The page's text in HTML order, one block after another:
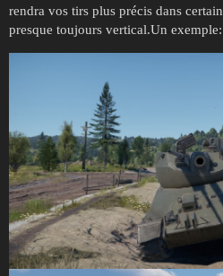
rendra vos tirs plus précis dans
presque toujours vertical.Un exemple: